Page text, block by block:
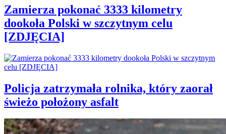
Zamierza pokonać 3333 kilometry
dookoła Polski w szczytnym celu
[ZDJĘCIA]
Policja zatrzymała rolnika, który zaorał
świeżo położony asfalt